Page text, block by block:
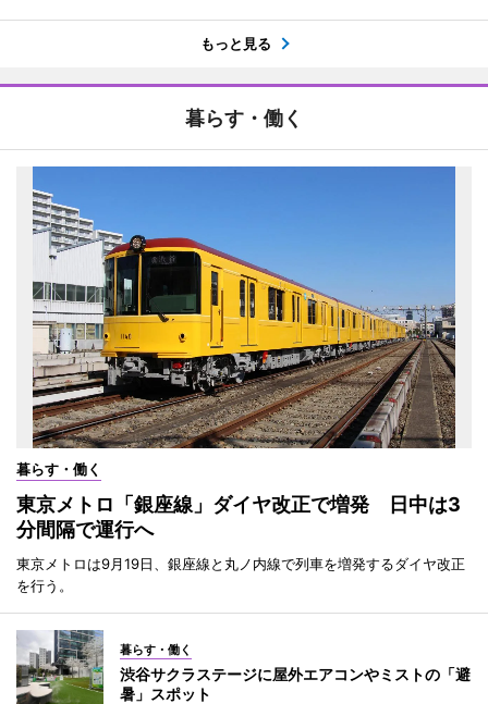
もっと見る
暮らす・働く
暮らす・働く
東京メトロ「銀座線」ダイヤ改正で増発 日中は3
分間隔で運行へ
東京メトロは9月19日、銀座線と丸ノ内線で列車を増発するダイヤ改正
を行う。
暮らす・働く
渋谷サクラステージに屋外エアコンやミストの「避
暑」スポット